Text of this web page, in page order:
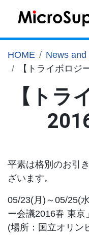
HOME
News and
【トライボロジ
【トラ
平素は格別のお引
ざいます。
05/23(月)～05/25(
ー会議2016春 東京」
(場所：国立オリン